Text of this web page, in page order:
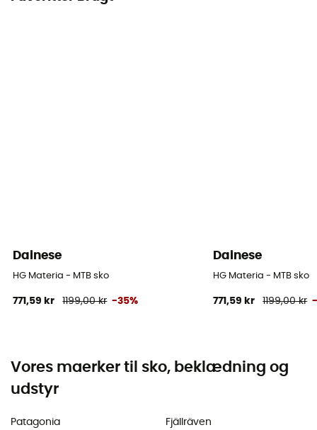
Dainese
HG Materia - MTB sko
771,59 kr 1199,00 kr -35%
Dainese
HG Materia - MTB sko
771,59 kr 1199,00 kr
Vores maerker til sko, beklædning og
udstyr
Patagonia
Fjällräven